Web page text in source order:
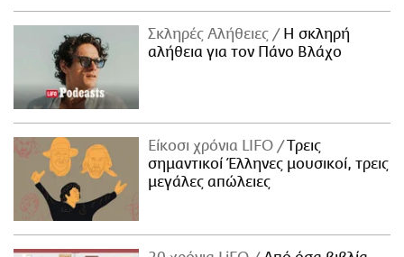
Σκληρές Αλήθειες
H σκληρή
αλήθεια για τον Πάνο Βλάχο
Είκοσι χρόνια LIFO
Tρεις
σημαντικοί Έλληνες μουσικοί, τρεις
μεγάλες απώλειες